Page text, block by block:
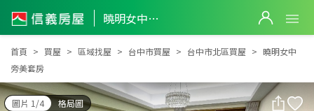
曉明女中旁美套房
曉明女中旁美套房
首頁 買屋 區域找屋 台中市買屋 台中市北區買屋
曉明女中
旁美套房
圖片 1/4 格局圖